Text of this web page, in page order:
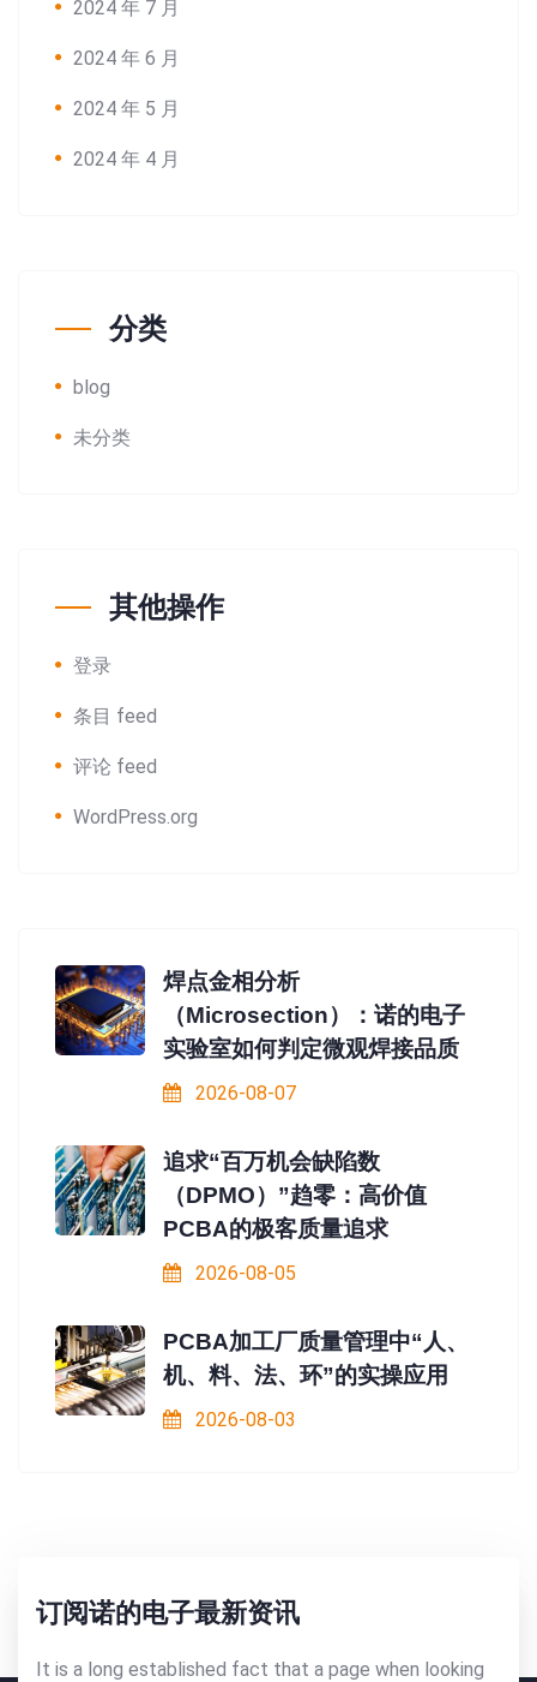
2024 年 7 月
2024 年 6 月
2024 年 5 月
2024 年 4 月
分类
blog
未分类
其他操作
登录
条目 feed
评论 feed
WordPress.org
焊点金相分析
（Microsection）：诺的电子
实验室如何判定微观焊接品质
2026-08-07
追求“百万机会缺陷数
（DPMO）”趋零：高价值
PCBA的极客质量追求
2026-08-05
PCBA加工厂质量管理中“人、
机、料、法、环”的实操应用
2026-08-03
订阅诺的电子最新资讯
It is a long established fact that a page when looking